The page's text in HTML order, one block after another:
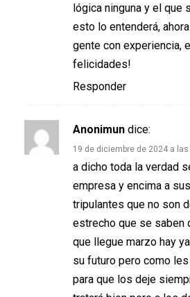
lógica ninguna y el que
esto lo entenderá,
gente con experiencia,
felicidades!
Responder
Anonimun dice:
19 de diciembre de 2024 a
a dicho toda la verdad
empresa y encima a
tripulantes que no son
estrecho que se saben
que llegue marzo hay
su futuro pero como
para que los deje